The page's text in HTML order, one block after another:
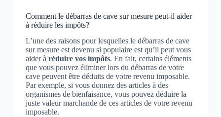
Comment le débarras de cave sur mesure peut-il aider
à réduire les impôts?
L’une des raisons pour lesquelles le débarras de cave
sur mesure est devenu si populaire est qu’il peut vous
aider à réduire vos impôts. En fait, certains éléments
que vous pouvez éliminer lors du débarras de votre
cave peuvent être déduits de votre revenu imposable.
Par exemple, si vous donnez des articles à des
organismes de bienfaisance, vous pouvez déduire la
juste valeur marchande de ces articles de votre revenu
imposable.